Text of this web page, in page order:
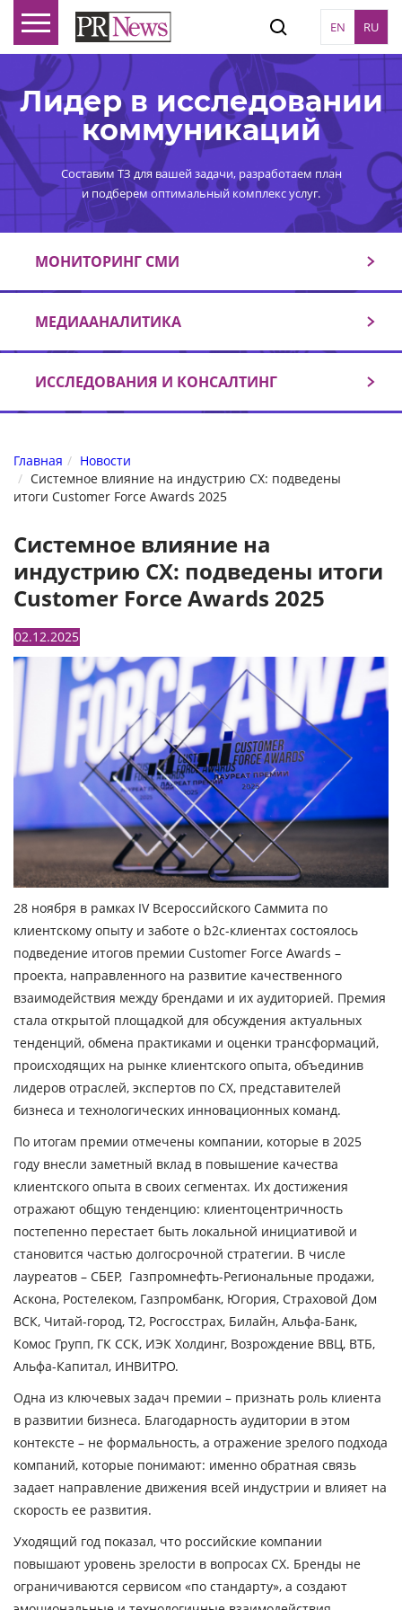
EN RU
Лидер в исследовании
коммуникаций
Составим ТЗ для вашей задачи, разработаем план
и подберем оптимальный комплекс услуг.
МОНИТОРИНГ СМИ
МЕДИААНАЛИТИКА
ИССЛЕДОВАНИЯ И КОНСАЛТИНГ
Главная
Новости
Системное влияние на индустрию CX: подведены
итоги Customer Force Awards 2025
Системное влияние на
индустрию CX: подведены итоги
Customer Force Awards 2025
02.12.2025
28 ноября в рамках IV Всероссийского Саммита по
клиентскому опыту и заботе о b2c-клиентах состоялось
подведение итогов премии Customer Force Awards –
проекта, направленного на развитие качественного
взаимодействия между брендами и их аудиторией. Премия
стала открытой площадкой для обсуждения актуальных
тенденций, обмена практиками и оценки трансформаций,
происходящих на рынке клиентского опыта, объединив
лидеров отраслей, экспертов по CX, представителей
бизнеса и технологических инновационных команд.
По итогам премии отмечены компании, которые в 2025
году внесли заметный вклад в повышение качества
клиентского опыта в своих сегментах. Их достижения
отражают общую тенденцию: клиентоцентричность
постепенно перестает быть локальной инициативой и
становится частью долгосрочной стратегии. В числе
лауреатов – СБЕР, Газпромнефть-Региональные продажи,
Аскона, Ростелеком, Газпромбанк, Югория, Страховой Дом
ВСК, Читай-город, Т2, Росгосстрах, Билайн, Альфа-Банк,
Комос Групп, ГК ССК, ИЭК Холдинг, Возрождение ВВЦ, ВТБ,
Альфа-Капитал, ИНВИТРО.
Одна из ключевых задач премии – признать роль клиента
в развитии бизнеса. Благодарность аудитории в этом
контексте – не формальность, а отражение зрелого подхода
компаний, которые понимают: именно обратная связь
задает направление движения всей индустрии и влияет на
скорость ее развития.
Уходящий год показал, что российские компании
повышают уровень зрелости в вопросах CX. Бренды не
ограничиваются сервисом «по стандарту», а создают